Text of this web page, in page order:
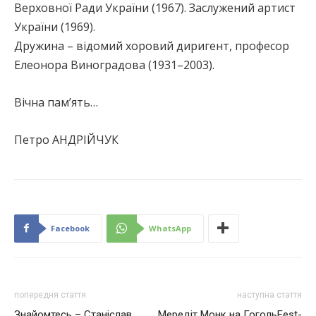
Верховної Ради України (1967). Заслужений артист
України (1969).
Дружина – відомий хоровий диригент, професор
Елеонора Виноградова (1931–2003).
Вічна пам’ять…
Петро АНДРІЙЧУК
Facebook WhatsApp
попередня стаття наступна стаття